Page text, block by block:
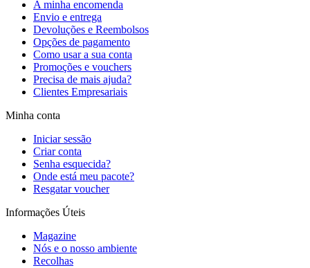
A minha encomenda
Envio e entrega
Devoluções e Reembolsos
Opções de pagamento
Como usar a sua conta
Promoções e vouchers
Precisa de mais ajuda?
Clientes Empresariais
Minha conta
Iniciar sessão
Criar conta
Senha esquecida?
Onde está meu pacote?
Resgatar voucher
Informações Úteis
Magazine
Nós e o nosso ambiente
Recolhas